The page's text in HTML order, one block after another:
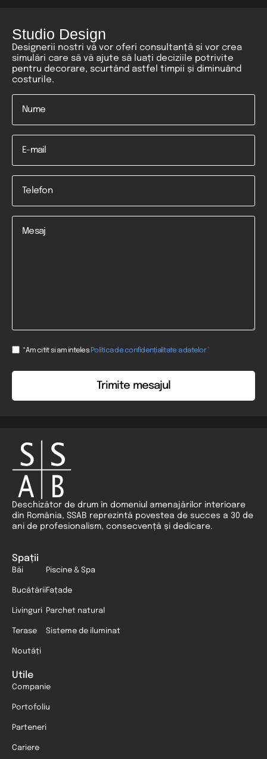
Studio Design
Designerii nostri vă vor oferi consultanță și vor crea
simulări care să vă ajute să luați deciziile potrivite
pentru decorare, scurtând astfel timpii și diminuând
costurile.
Nume
Email
Telefon
Mesaj
Consent
*Am citit si am inteles Politica de confidențialitate a datelor*
Deschizător de drum în domeniul amenajărilor interioare
din România, SSAB reprezintă povestea de succes a 30 de
ani de profesionalism, consecvență și dedicare.
Spații
Băi
Bucătării
Livinguri
Terase
Noutăți
Piscine & Spa
Fațade
Parchet natural
Sisteme de iluminat
Utile
Companie
Portofoliu
Parteneri
Cariere